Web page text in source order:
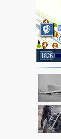
2
2
4
2
4
4
1826